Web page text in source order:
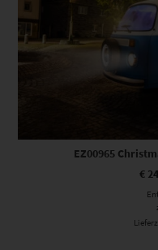
EZ00965
€